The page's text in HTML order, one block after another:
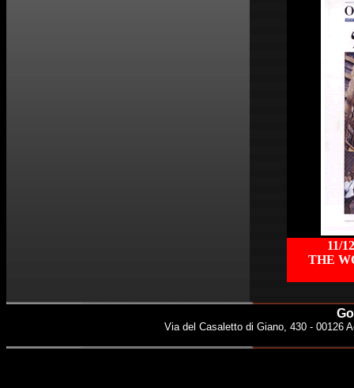
11/
THE
Via del Casaletto di Giano, 430 - 00126